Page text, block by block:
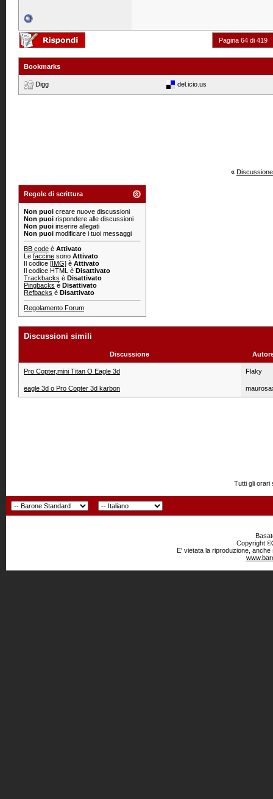
Pagina 64 di 419
Bookmarks
Digg del.icio.us
«
Regole di scrittura
Non puoi creare nuove discussioni
Non puoi rispondere alle discussioni
Non puoi inserire allegati
Non puoi modificare i tuoi messaggi
BB code è Attivato
Le faccine sono Attivato
Il codice [IMG] è Attivato
Il codice HTML è Disattivato
Trackbacks è Disattivato
Pingbacks è Disattivato
Refbacks è Disattivato
Regolamento Forum
Discussioni simili
Discussione
Pro Copter,mini Titan O Eagle 3d Flaky
eagle 3d o Pro Copter 3d karbon
Tutti gli orari
Copyright
E' vietata la riproduzione,